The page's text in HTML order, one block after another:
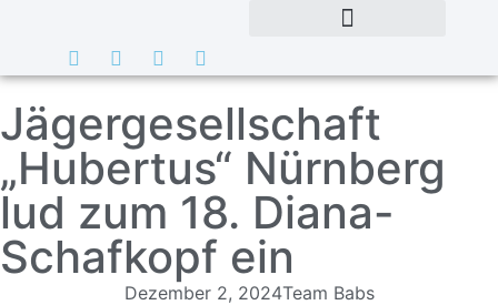
Jägergesellschaft
„Hubertus“ Nürnberg
lud zum 18. Diana-
Schafkopf ein
Dezember 2, 2024Team Babs